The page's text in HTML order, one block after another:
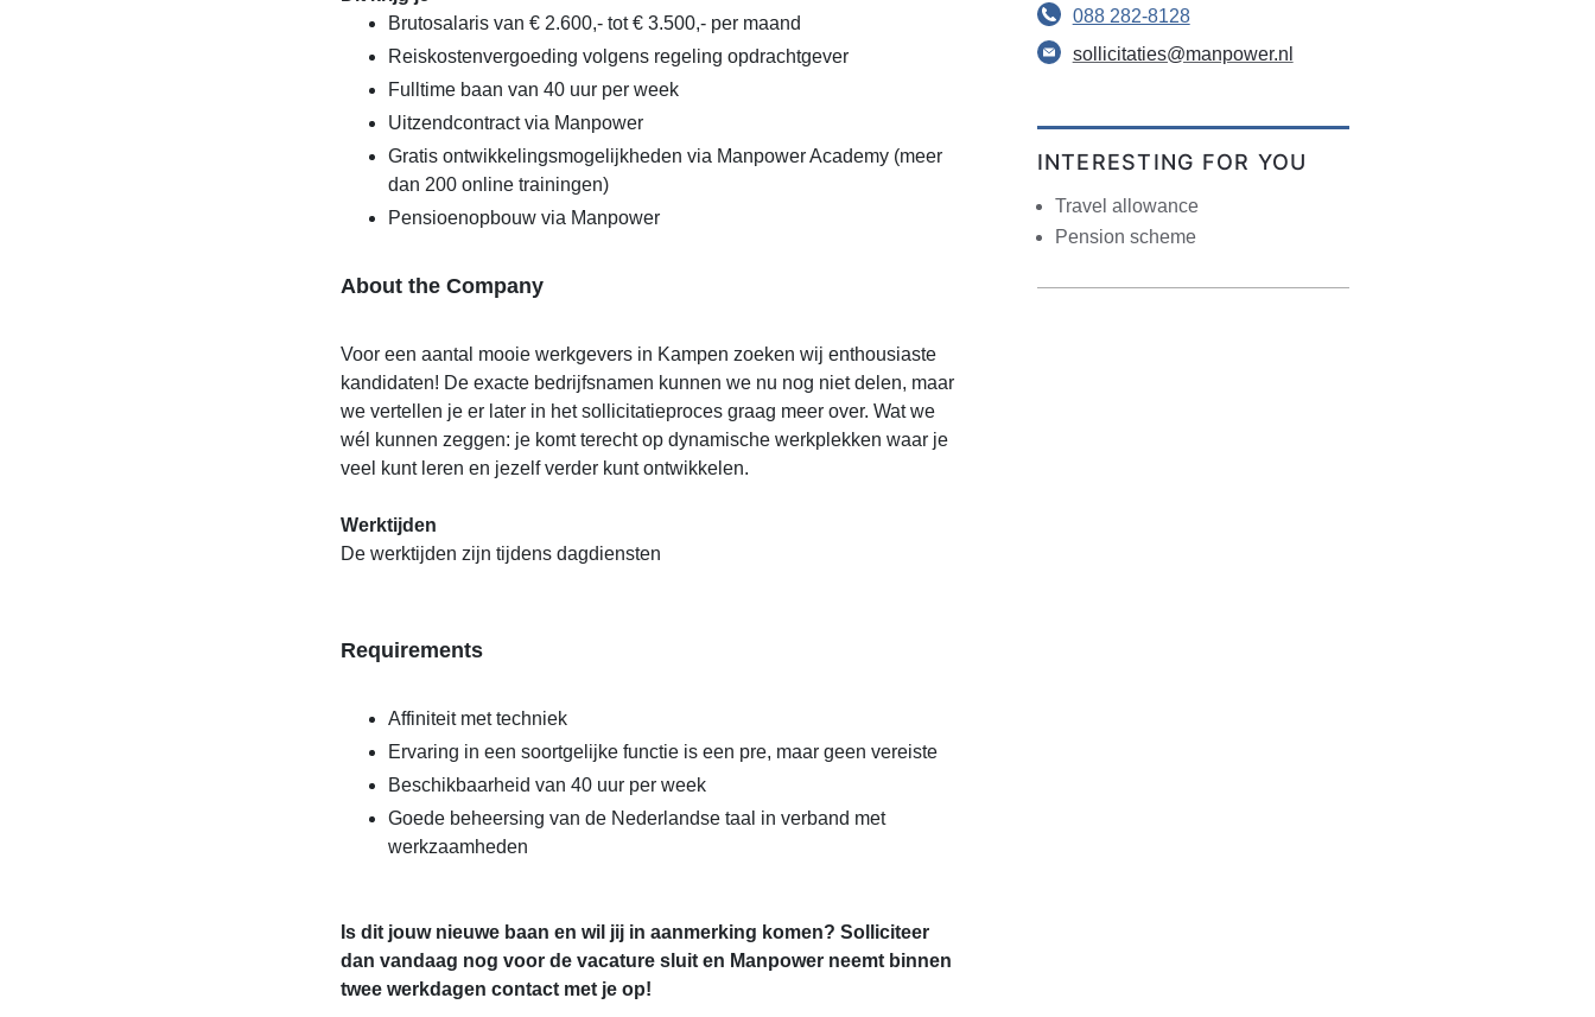
Brutosalaris van € 2.600,- tot € 3.500,- per maand
Reiskostenvergoeding volgens regeling opdrachtgever
Fulltime baan van 40 uur per week
Uitzendcontract via Manpower
Gratis ontwikkelingsmogelijkheden via Manpower Academy (meer
dan 200 online trainingen)
Pensioenopbouw via Manpower
About the Company
Voor een aantal mooie werkgevers in Kampen zoeken wij enthousiaste
kandidaten! De exacte bedrijfsnamen kunnen we nu nog niet delen, maar
we vertellen je er later in het sollicitatieproces graag meer over. Wat we
wél kunnen zeggen: je komt terecht op dynamische werkplekken waar je
veel kunt leren en jezelf verder kunt ontwikkelen.
Werktijden
De werktijden zijn tijdens dagdiensten
Requirements
Affiniteit met techniek
Ervaring in een soortgelijke functie is een pre, maar geen vereiste
Beschikbaarheid van 40 uur per week
Goede beheersing van de Nederlandse taal in verband met
werkzaamheden
Is dit jouw nieuwe baan en wil jij in aanmerking komen? Solliciteer
dan vandaag nog voor de vacature sluit en Manpower neemt binnen
twee werkdagen contact met je op!
088 282-8128
sollicitaties@manpower.nl
INTERESTING FOR YOU
Travel allowance
Pension scheme